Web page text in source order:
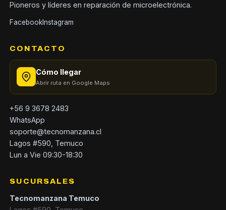
Pioneros y líderes en reparación de microelectrónica.
FacebookInstagram
CONTACTO
Cómo llegar
Abrir ruta en Google Maps
+56 9 3678 2483
WhatsApp
soporte@tecnomanzana.cl
Lagos #590, Temuco
Lun a Vie 09:30-18:30
SUCURSALES
Tecnomanzana Temuco